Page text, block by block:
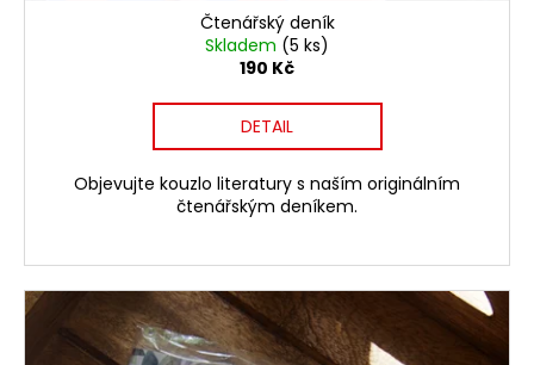
Čtenářský deník
Skladem (5 ks)
190 Kč
DETAIL
Objevujte kouzlo literatury s naším originálním
čtenářským deníkem.